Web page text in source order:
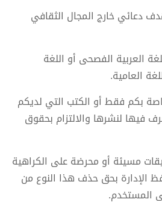
دعائي خارج المجال الثقافي
العربية الفصحى أو اللغة
العامية.
بكم فقط أو الكتب التي لديكم
فيها لنشرها والالتزام بحقوق
مسيئة أو محرضة على الكراهية
الإدارة بحق حذف هذا النوع من
المستخدم.